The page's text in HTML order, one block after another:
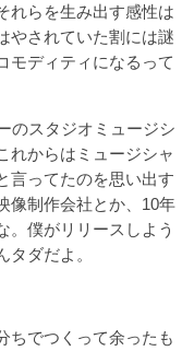
れらを生み出す感性は
やされていた割には謎
モディティになるって
のスタジオミュージシ
れからはミュージシャ
言ってたのを思い出す
像制作会社とか、10年
。僕がリリースしよう
ダだよ。
ちでつくって余ったも